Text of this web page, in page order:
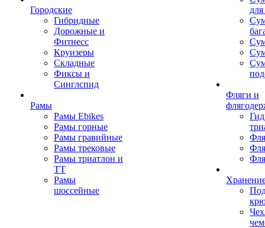
Городские
Гибридные
Дорожные и
Фитнесс
Круизеры
Складные
Фиксы и
Синглспид
Рамы
Рамы Ebikes
Рамы горные
Рамы гравийные
Рамы трековые
Рамы триатлон и
ТТ
Рамы
шоссейные
Фляги и